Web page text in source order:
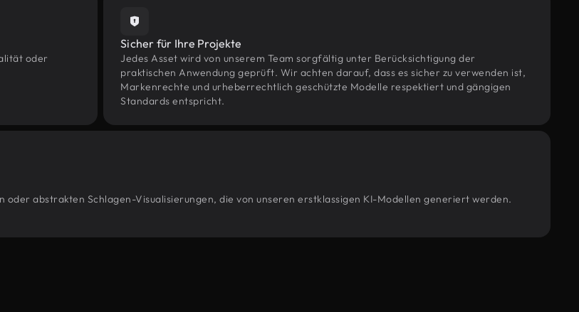
oder
Sicher für Ihre Projekte
Jedes Asset wird von unserem Team sorgfältig unter Berücksichtigung der
praktischen Anwendung geprüft. Wir achten darauf, dass es sicher zu verwenden ist,
Markenrechte und urheberrechtlich geschützte Modelle respektiert und gängigen
Standards entspricht.
abstrakten Schlagen-Visualisierungen, die von unseren erstklassigen KI-Modellen generiert werden.